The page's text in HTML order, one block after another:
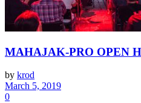
MAHAJAK-PRO OPEN
by krod
March 5, 2019
0